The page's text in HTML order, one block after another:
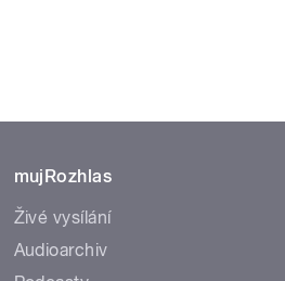
mujRozhlas
Živé vysílání
Audioarchiv